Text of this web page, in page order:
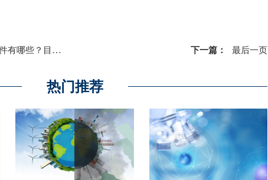
启动盘制作工具有哪些？ 下一篇： 最后一页
热门推荐